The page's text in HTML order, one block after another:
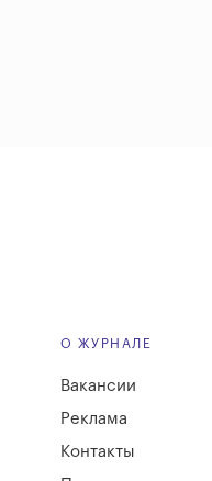
О ЖУРНАЛЕ
Вакансии
Реклама
Контакты